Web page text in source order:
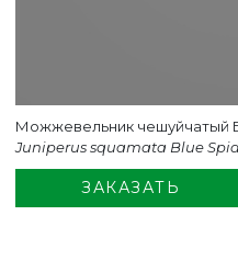
Можжевельник чешуйчатый
Juniperus squamata Blue
ЗАКАЗАТЬ